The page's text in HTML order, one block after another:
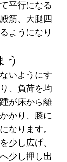
平行になる
筋、大腿四
ようになり
う
いようにす
、負荷を均
が床から離
かり、膝に
なります。
少し広げ、
少し押し出